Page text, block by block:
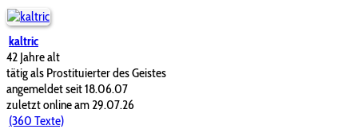
kaltric
42 Jahre alt
tätig als Prostituierter des Geistes
angemeldet seit 18.06.07
zuletzt online am 29.07.26
(360 Texte)